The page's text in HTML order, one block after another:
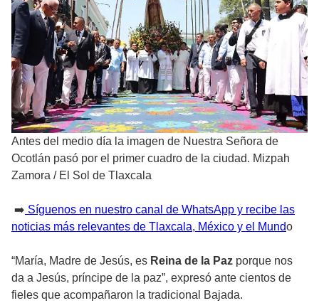
Antes del medio día la imagen de Nuestra Señora de
Ocotlán pasó por el primer cuadro de la ciudad. Mizpah
Zamora / El Sol de Tlaxcala
➡️ Síguenos en nuestro canal de WhatsApp y recibe las
noticias más relevantes de Tlaxcala, México y el Mundo
“María, Madre de Jesús, es Reina de la Paz porque nos
da a Jesús, príncipe de la paz”, expresó ante cientos de
fieles que acompañaron la tradicional Bajada.